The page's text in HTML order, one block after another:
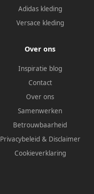
Adidas kleding
Versace kleding
Over ons
Inspiratie blog
Contact
Over ons
Samenwerken
Betrouwbaarheid
Privacybeleid & Disclaimer
Cookieverklaring